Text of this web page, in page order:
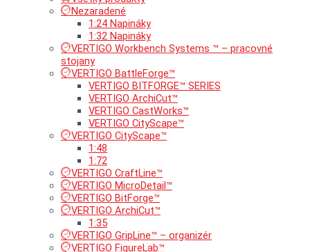
Nezaradené
1:24 Napináky
1:32 Napináky
VERTIGO Workbench Systems ™ – pracovné
stojany
VERTIGO BattleForge™
VERTIGO BITFORGE™ SERIES
VERTIGO ArchiCut™
VERTIGO CastWorks™
VERTIGO CityScape™
VERTIGO CityScape™
1:48
1:72
VERTIGO CraftLine™
VERTIGO MicroDetail™
VERTIGO BitForge™
VERTIGO ArchiCut™
1:35
VERTIGO GripLine™ – organizér
VERTIGO FigureLab™